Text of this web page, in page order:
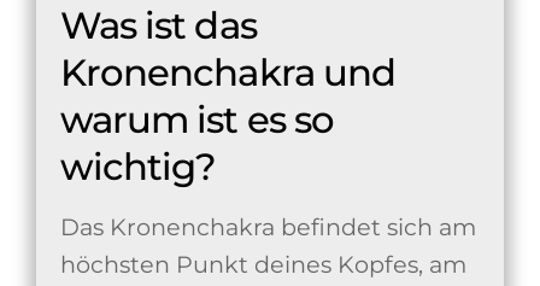
Was ist das
Kronenchakra und
warum ist es so
wichtig?
Das Kronenchakra befindet sich am
höchsten Punkt deines Kopfes, am